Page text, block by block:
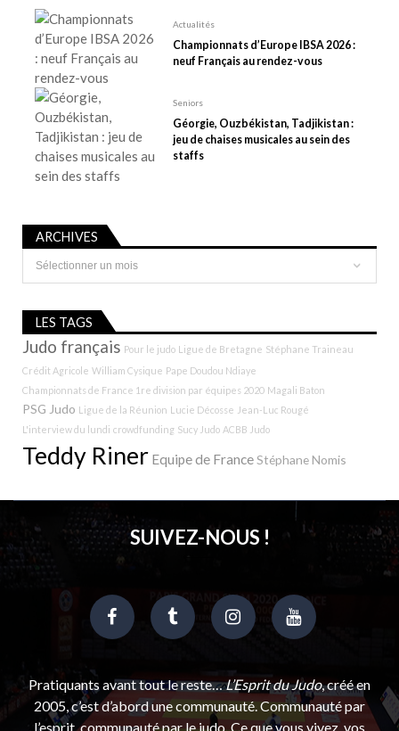
Actualités
Championnats d’Europe IBSA 2026 :
neuf Français au rendez-vous
Seniors
Géorgie, Ouzbékistan, Tadjikistan :
jeu de chaises musicales au sein des
staffs
ARCHIVES
Archives
LES TAGS
Judo français Pour le judo Ligue de Bretagne Stéphane Traineau
Crédit Agricole William Cysique Pape Doudou Ndiaye
Championnats de France 1re division par équipes 2020 Magali Baton
PSG Judo Ligue de la Réunion Lucie Décosse Jean-Luc Rougé
L'interview du lundi crowdfunding Sucy Judo ACBB Judo
Teddy Riner Equipe de FranceStéphane Nomis
SUIVEZ-NOUS !
Pratiquants avant tout le reste…L’Esprit du Judo, créé en
2005, c’est d’abord une communauté. Communauté par
l’esprit, communauté par le judo. Ce que vous vivez, vos